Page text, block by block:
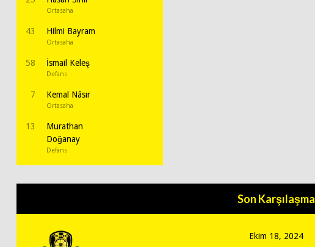
Ortasaha
43 Hilmi Bayram
Ortasaha
58 İsmail Keleş
Defans
7 Kemal Nâsır
Ortasaha
13
Murathan
Doğanay
Defans
Son Karşılaşma
Ekim 18, 2024